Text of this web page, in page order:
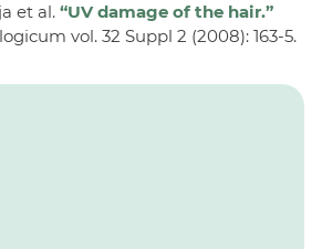
et al. “UV damage of the hair.”
vol. 32 Suppl 2 (2008): 163-5.